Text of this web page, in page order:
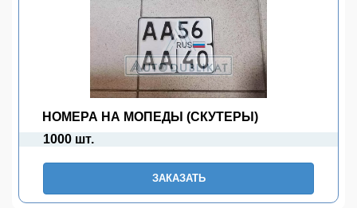
НОМЕРА НА МОПЕДЫ (СКУТЕРЫ)
1000 шт.
ЗАКАЗАТЬ